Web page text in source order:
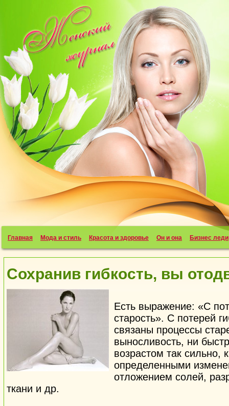
Главная Мода и стиль Красота и здоровье Он и она Бизнес леди
Сохранив гибкость, вы
Есть выражение: «С
старость». С потерей
связаны процессы
выносливость, ни
возрастом так сильно,
определенными
отложением солей,
ткани и др.